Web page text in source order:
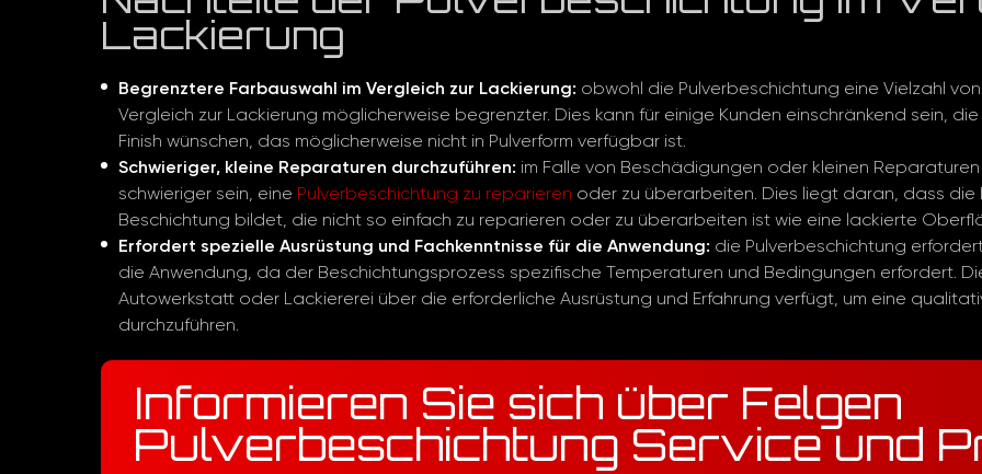
Lackierung
Begrenztere Farbauswahl im Vergleich zur Lackierung: obwohl die Pulverbeschichtung eine Vielzahl
Vergleich zur Lackierung möglicherweise begrenzter. Dies kann für einige Kunden einschränkend sein,
Finish wünschen, das möglicherweise nicht in Pulverform verfügbar ist.
Schwieriger, kleine Reparaturen durchzuführen: im Falle von Beschädigungen oder kleinen
schwieriger sein, eine Pulverbeschichtung zu reparieren oder zu überarbeiten. Dies liegt daran, dass
Beschichtung bildet, die nicht so einfach zu reparieren oder zu überarbeiten ist wie eine lackierte
Erfordert spezielle Ausrüstung und Fachkenntnisse für die Anwendung: die Pulverbeschichtung
die Anwendung, da der Beschichtungsprozess spezifische Temperaturen und Bedingungen erfordert.
Autowerkstatt oder Lackiererei über die erforderliche Ausrüstung und Erfahrung verfügt, um eine
durchzuführen.
Informieren Sie sich über Felgen
Pulverbeschichtung Service und